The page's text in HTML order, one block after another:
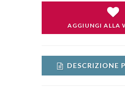
AGGIUNGI ALLA
DESCRIZIONE